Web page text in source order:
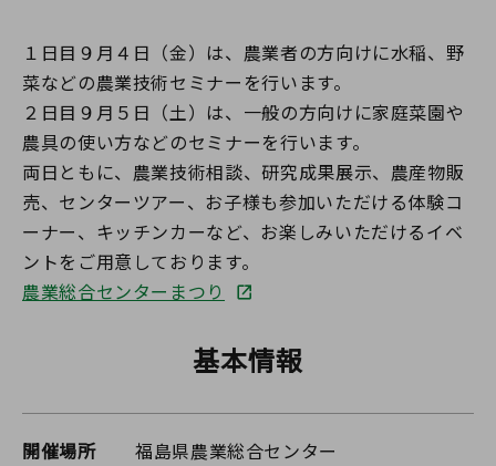
１日目９月４日（金）は、農業者の方向けに水稲、野
菜などの農業技術セミナーを行います。
２日目９月５日（土）は、一般の方向けに家庭菜園や
農具の使い方などのセミナーを行います。
両日ともに、農業技術相談、研究成果展示、農産物販
売、センターツアー、お子様も参加いただける体験コ
ーナー、キッチンカーなど、お楽しみいただけるイベ
ントをご用意しております。
農業総合センターまつり
基本情報
開催場所 福島県農業総合センター